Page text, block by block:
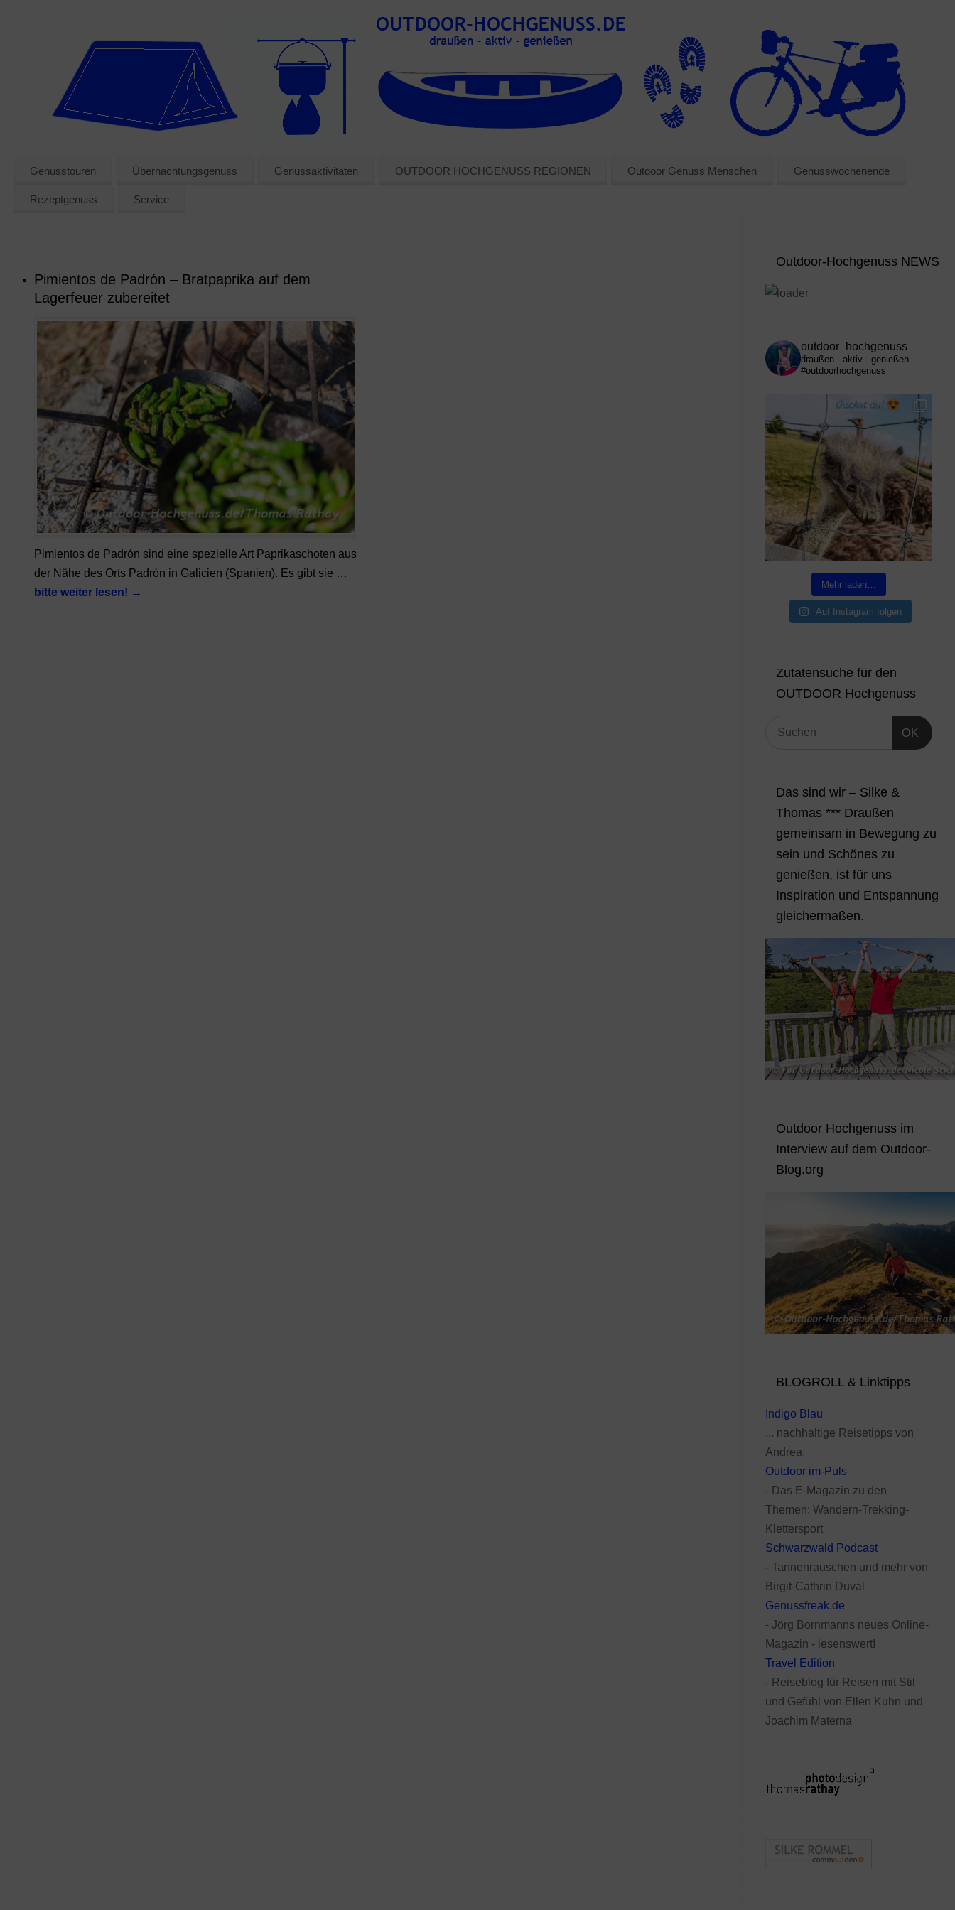
Genusstouren Übernachtungsgenuss Genussaktivitäten OUTDOOR HOCHGENUSS REGIONEN Outdoor Genuss Menschen Genusswochenende
Rezeptgenuss Service
Pimientos de Padrón – Bratpaprika auf dem
Lagerfeuer zubereitet
Pimientos de Padrón sind eine spezielle Art Paprikaschoten aus
der Nähe des Orts Padrón in Galicien (Spanien). Es gibt sie …
bitte weiter lesen! →
Outdoor-Hochgenuss NEWS
outdoor_hochgenuss
draußen - aktiv - genießen
#outdoorhochgenuss
Mehr laden…
Auf Instagram folgen
Zutatensuche für den
OUTDOOR Hochgenuss
OK
Das sind wir – Silke &
Thomas *** Draußen
gemeinsam in Bewegung zu
sein und Schönes zu
genießen, ist für uns
Inspiration und Entspannung
gleichermaßen.
Outdoor Hochgenuss im
Interview auf dem Outdoor-
Blog.org
BLOGROLL & Linktipps
Indigo Blau
... nachhaltige Reisetipps von
Andrea.
Outdoor im-Puls
- Das E-Magazin zu den
Themen: Wandern-Trekking-
Klettersport
Schwarzwald Podcast
- Tannenrauschen und mehr von
Birgit-Cathrin Duval
Genussfreak.de
- Jörg Bornmanns neues Online-
Magazin - lesenswert!
Travel Edition
- Reiseblog für Reisen mit Stil
und Gefühl von Ellen Kuhn und
Joachim Materna